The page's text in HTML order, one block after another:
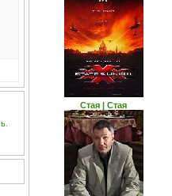
.
Стая | Стая